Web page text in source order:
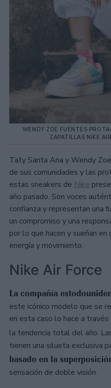
WENDY ZOE FUENTES
ZAPATILLAS NIKE
Taty Santa Ana y Wendy
de sus comunidades y las
estas sneakers de Nike
año pasado. Son voces
confianza y representan una
un compromiso y una
por lo que hacen y sueñan en
energía y movimiento.
Nike Air Force
La compañía
este icónico modelo que se
en esta caso lo hace a
la tendencia total del año.
tienen una silueta exclusiva
basado en la
sensación de doble visión.